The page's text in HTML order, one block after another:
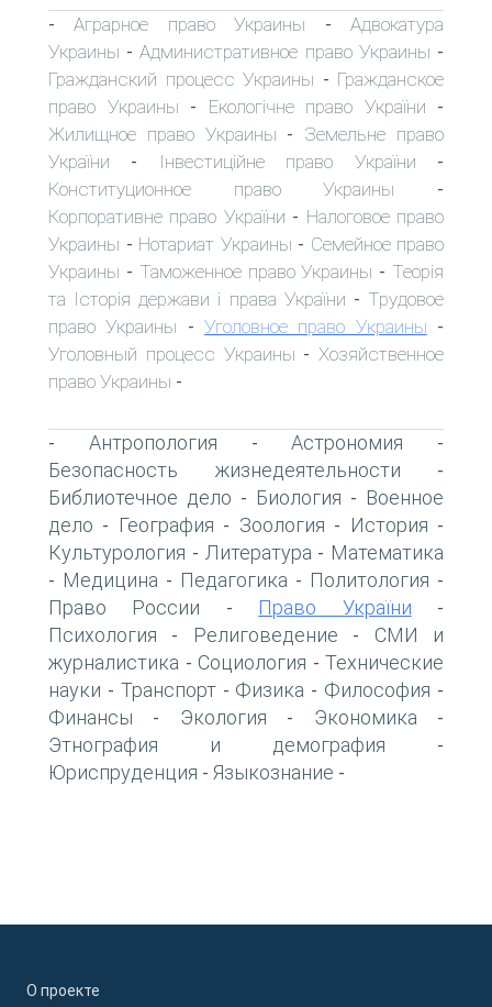
-Аграрное право Украины -Адвокатура
Украины -Административное право Украины -
Гражданский процесс Украины - Гражданское
право Украины - Екологічне право України -
Жилищное право Украины - Земельне право
України - Інвестиційне право України -
Конституционное право Украины -
Корпоративне право України - Налоговое право
Украины - Нотариат Украины - Семейное право
Украины - Таможенное право Украины - Теорія
та Історія держави і права України - Трудовое
право Украины -Уголовное право Украины -
Уголовный процесс Украины - Хозяйственное
право Украины -
- Антропология -Астрономия -
Безопасность жизнедеятельности -
Библиотечное дело - Биология - Военное
дело - География - Зоология - История -
Культурология - Литература - Математика
- Медицина - Педагогика - Политология -
Право России - Право України -
Психология - Религоведение - СМИ и
журналистика - Социология - Технические
науки - Транспорт- Физика - Философия -
Финансы - Экология - Экономика -
Этнография и демография -
Юриспруденция - Языкознание -
О проекте